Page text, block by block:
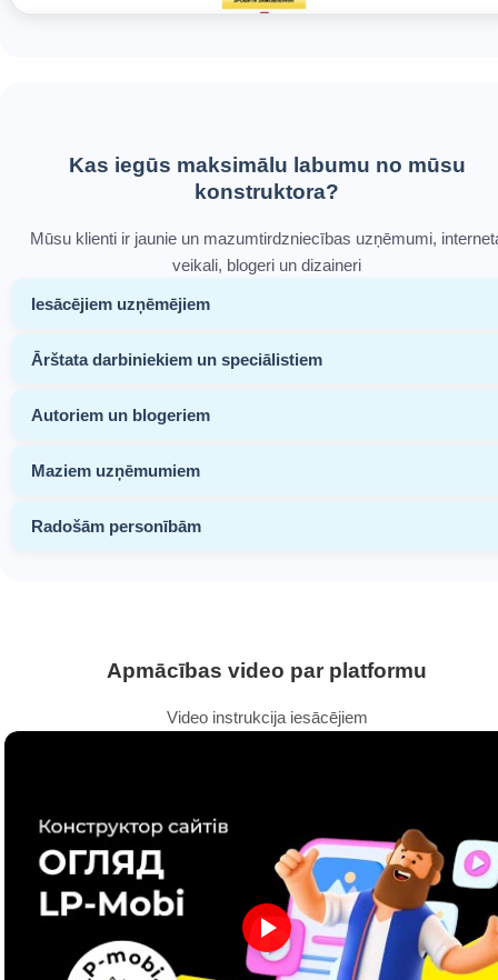
Kas iegūs maksimālu labumu no mūsu
konstruktora?
Mūsu klienti ir jaunie un mazumtirdzniecības uzņēmumi,
veikali, blogeri un dizaineri
Iesācējiem uzņēmējiem
Ārštata darbiniekiem un speciālistiem
Autoriem un blogeriem
Maziem uzņēmumiem
Radošām personībām
Apmācības video par platformu
Video instrukcija iesācējiem